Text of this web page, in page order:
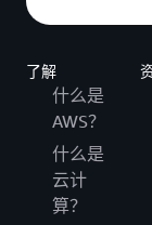
了解
什么是
AWS？
什么是
云计
算？